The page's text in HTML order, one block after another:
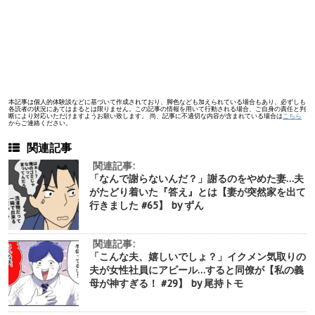
本記事は個人的体験談などに基づいて作成されており、脚色なども加えられている場合もあり、必ずしも
各読者の状況にあてはまるとは限りません。この記事の情報を用いて行動される場合、ご自身の責任と判
断により対応いただけますようお願い致します。 尚、記事に不適切な内容が含まれている場合はこちら
からご連絡ください。
関連記事
関連記事:
「なんで謝らないんだ？」謝るのをやめた妻…夫
がたどり着いた『答え』とは【妻が突然家を出て
行きました #65】 by ずん
関連記事:
「こんな夫、嬉しいでしょ？」イクメン気取りの
夫が女性社員にアピール…すると同僚が【私の義
母が神すぎる！ #29】 by 尾持トモ